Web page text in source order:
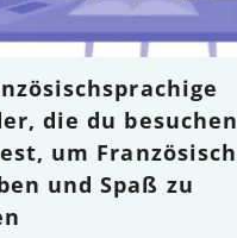
die du besuchen
um Französisch
und Spaß zu